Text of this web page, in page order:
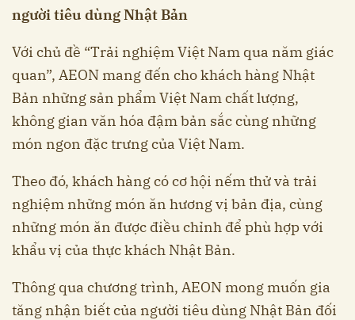
người tiêu dùng Nhật Bản
Với chủ đề “Trải nghiệm Việt Nam qua năm giác
quan”, AEON mang đến cho khách hàng Nhật
Bản những sản phẩm Việt Nam chất lượng,
không gian văn hóa đậm bản sắc cùng những
món ngon đặc trưng của Việt Nam.
Theo đó, khách hàng có cơ hội nếm thử và trải
nghiệm những món ăn hương vị bản địa, cùng
những món ăn được điều chỉnh để phù hợp với
khẩu vị của thực khách Nhật Bản.
Thông qua chương trình, AEON mong muốn gia
tăng nhận biết của người tiêu dùng Nhật Bản đối